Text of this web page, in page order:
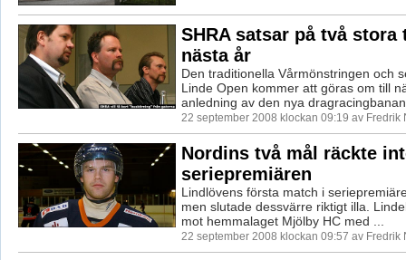
SHRA satsar på två stora
nästa år
Den traditionella Vårmönstringen och
Linde Open kommer att göras om till
anledning av den nya
22 september 2008 klockan 09:19 av Fredrik
Nordins två mål räckte
seriepremiären
Lindlövens första match i
men slutade dessvärre riktigt illa.
mot hemmalaget Mjölby HC med ...
22 september 2008 klockan 09:57 av Fredrik